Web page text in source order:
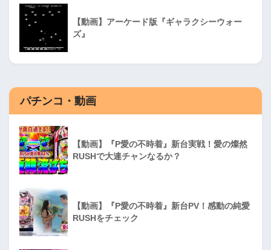
【動画】アーケード版『ギャラクシーウォー
ズ』
パチンコ・動画
【動画】『P愛の不時着』新台実戦！愛の燦然
RUSHで大連チャンなるか？
【動画】『P愛の不時着』新台PV！感動の純愛
RUSHをチェック